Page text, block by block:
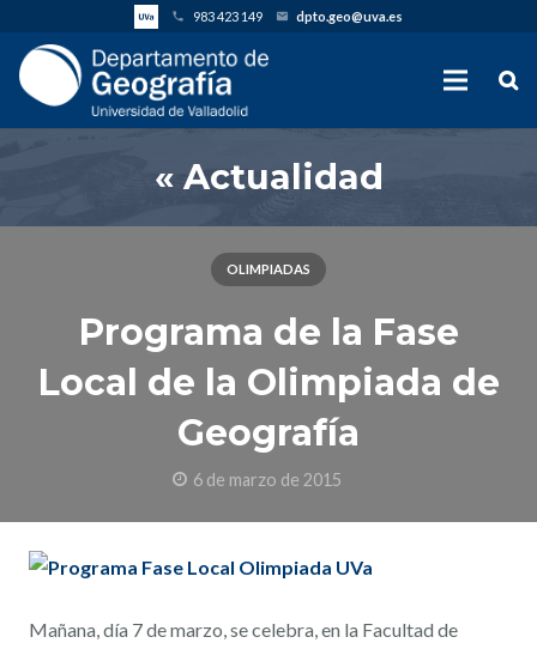
phone 983 423 149 email dpto.geo@uva.es
« Actualidad
Programa de la Fase
Local de la Olimpiada de
Geografía
6 de marzo de 2015
OLIMPIADAS
Mañana, día 7 de marzo, se celebra, en la Facultad de